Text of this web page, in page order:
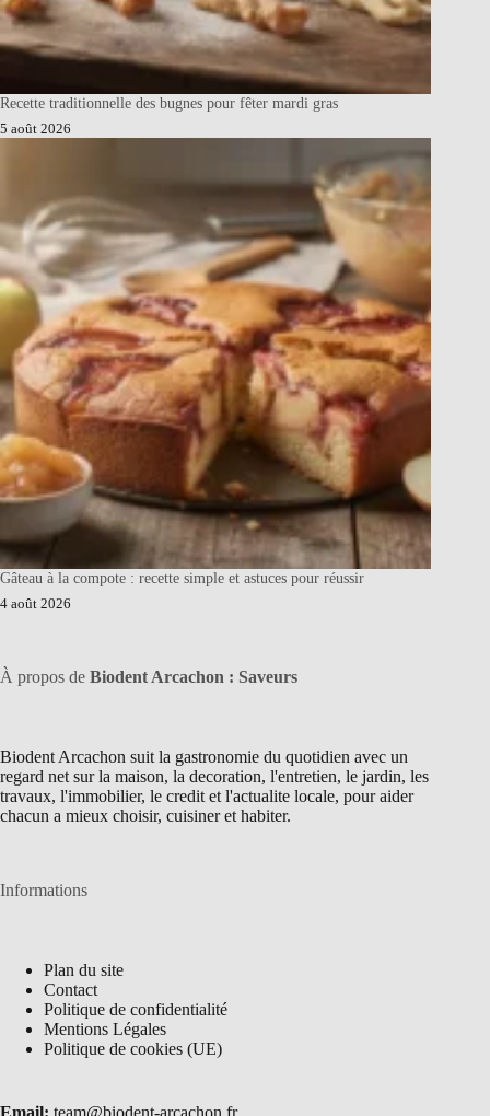
Recette traditionnelle des bugnes pour fêter mardi gras
5 août 2026
Gâteau à la compote : recette simple et astuces pour réussir
4 août 2026
À propos de Biodent Arcachon : Saveurs
Biodent Arcachon suit la gastronomie du quotidien avec un
regard net sur la maison, la decoration, l'entretien, le jardin, les
travaux, l'immobilier, le credit et l'actualite locale, pour aider
chacun a mieux choisir, cuisiner et habiter.
Informations
Plan du site
Contact
Politique de confidentialité
Mentions Légales
Politique de cookies (UE)
Email: team@biodent-arcachon.fr